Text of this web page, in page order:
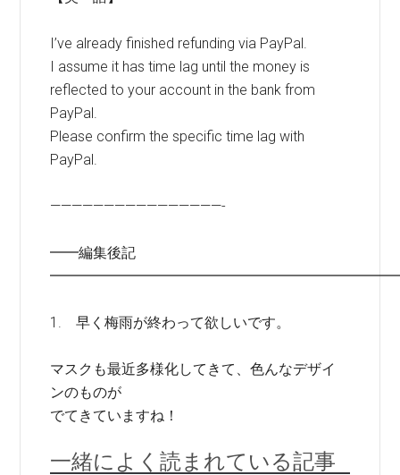
I’ve already finished refunding via PayPal.
I assume it has time lag until the money is
reflected to your account in the bank from
PayPal.
Please confirm the specific time lag with
PayPal.
————————————————-
━━編集後記
1. 早く梅雨が終わって欲しいです。
マスクも最近多様化してきて、色んなデザイ
ンのものが
でてきていますね！
一緒によく読まれている記事